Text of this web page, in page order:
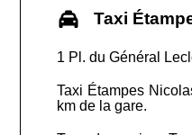
Taxi
1 Pl. du Général
Taxi Étampes
km de la gare.